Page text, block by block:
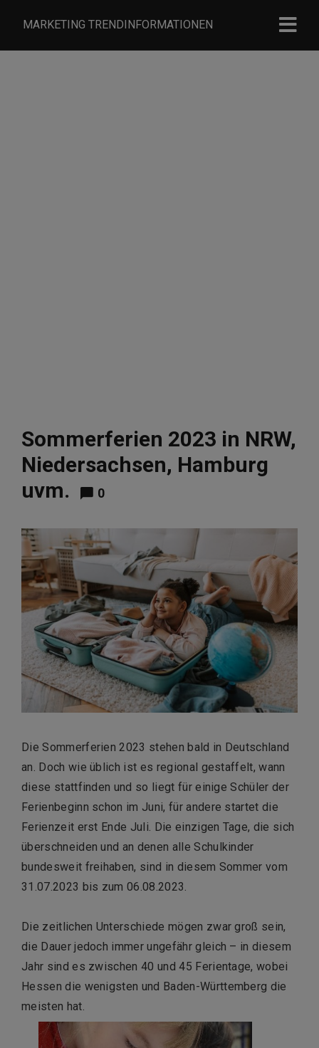
MARKETING TRENDINFORMATIONEN
Sommerferien 2023 in NRW,
Niedersachsen, Hamburg
uvm.
0
Die Sommerferien 2023 stehen bald in Deutschland
an. Doch wie üblich ist es regional gestaffelt, wann
diese stattfinden und so liegt für einige Schüler der
Ferienbeginn schon im Juni, für andere startet die
Ferienzeit erst Ende Juli. Die einzigen Tage, die sich
überschneiden und an denen alle Schulkinder
bundesweit freihaben, sind in diesem Sommer vom
31.07.2023 bis zum 06.08.2023.
Die zeitlichen Unterschiede mögen zwar groß sein,
die Dauer jedoch immer ungefähr gleich – in diesem
Jahr sind es zwischen 40 und 45 Ferientage, wobei
Hessen die wenigsten und Baden-Württemberg die
meisten hat.